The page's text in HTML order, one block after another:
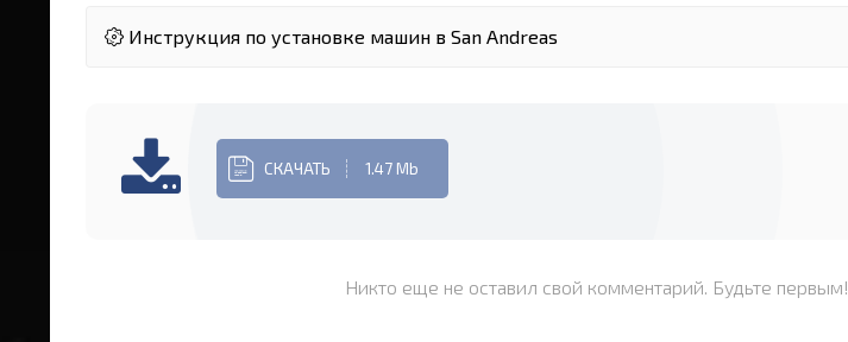
Инструкция по установке машин в San Andreas
СКАЧАТЬ 1.47 Mb
Никто еще не оставил свой комментарий. Будьте первым!